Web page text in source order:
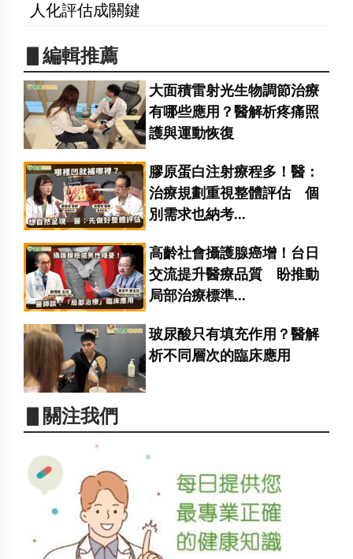
人化評估成關鍵
▋編輯推薦
大面積雷射光生物調節治療
有哪些應用？醫解析疼痛照
護與運動恢復
膠原蛋白注射療程多！醫：
治療規劃重視整體評估 個
別需求也納考...
高齡社會攝護腺癌增！台日
交流提升醫療品質 盼推動
局部治療標準...
玻尿酸只有填充作用？醫解
析不同層次的臨床應用
▋關注我們